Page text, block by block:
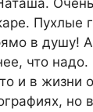
Пухлые
в душу!
что надо.
и в жизни
но